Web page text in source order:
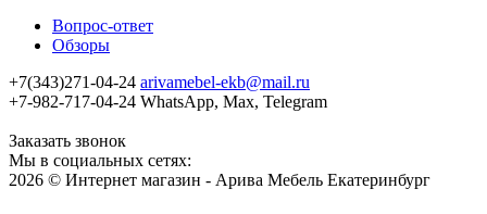
Вопрос-ответ
Обзоры
+7(343)271-04-24 arivamebel-ekb@mail.ru
+7-982-717-04-24 WhatsApp, Max, Telegram
Заказать звонок
Мы в социальных сетях:
2026 © Интернет магазин - Арива Мебель Екатеринбург